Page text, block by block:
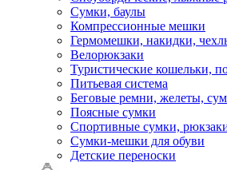
Сумки, баулы
Компрессионные мешки
Гермомешки, накидки,
Велорюкзаки
Туристические кошельки,
Питьевая система
Беговые ремни, желеты,
Поясные сумки
Спортивные сумки,
Сумки-мешки для обуви
Детские переноски